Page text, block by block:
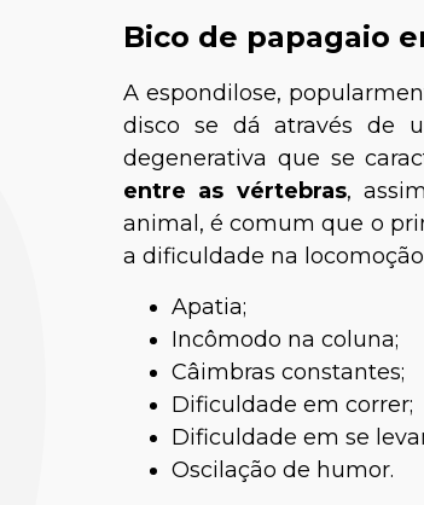
Bico de papagaio
A espondilose,
disco se dá através de
degenerativa que se
entre as vértebras,
animal, é comum que o
a dificuldade na
Apatia;
Incômodo na coluna;
Câimbras constantes;
Dificuldade em correr;
Dificuldade em se
Oscilação de humor.